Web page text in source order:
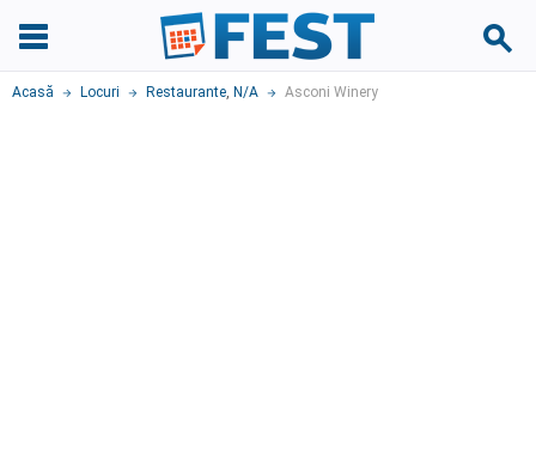
Acasă Locuri Restaurante, N/A Asconi Winery